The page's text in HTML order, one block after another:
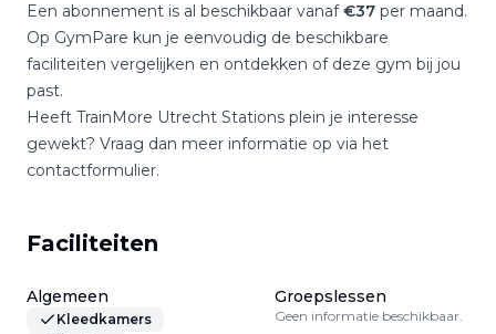
Een abonnement is al beschikbaar vanaf€37 per maand.
Op GymPare kun je eenvoudig de beschikbare
faciliteiten vergelijken en ontdekken of deze gym bij jou
past.
Heeft TrainMore Utrecht Stations plein je interesse
gewekt? Vraag dan meer informatie op via het
contactformulier.
Faciliteiten
Algemeen
Kleedkamers
Groepslessen
Geen informatie beschikbaar.